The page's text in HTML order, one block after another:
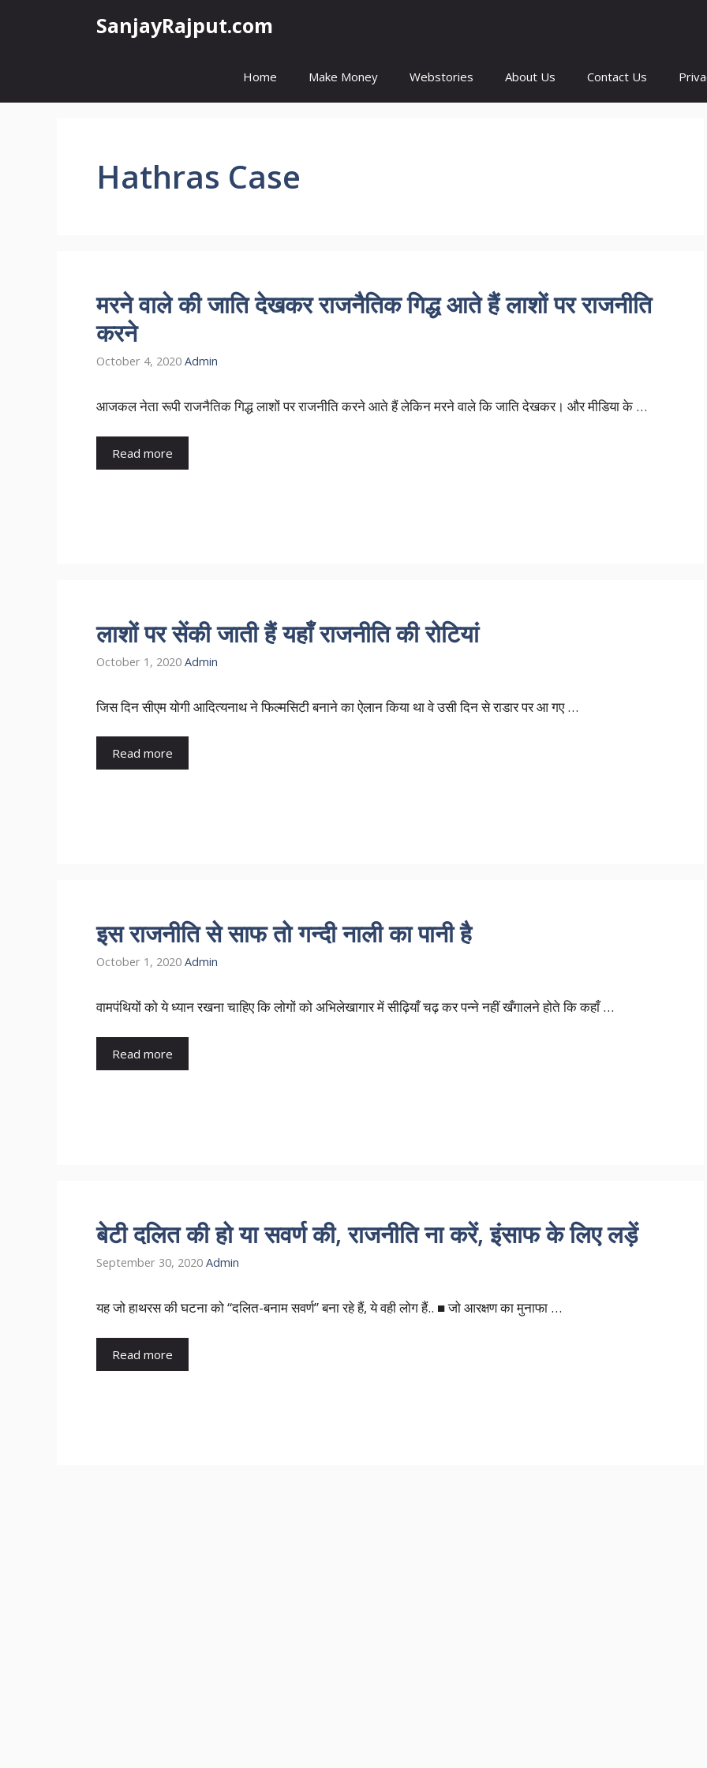
SanjayRajput.com
Home Make Money Webstories About Us Contact Us
Hathras Case
मरने वाले की जाति देखकर राजनैतिक गिद्ध आते हैं लाशों पर राजनीति
करने
October 4, 2020 Admin
आजकल नेता रूपी राजनैतिक गिद्ध लाशों पर राजनीति करने आते हैं लेकिन मरने वाले कि जाति देखकर। और मीडिया के …
Read more
लाशों पर सेंकी जाती हैं यहाँ राजनीति की रोटियां
October 1, 2020 Admin
जिस दिन सीएम योगी आदित्यनाथ ने फिल्मसिटी बनाने का ऐलान किया था वे उसी दिन से राडार पर आ गए …
Read more
इस राजनीति से साफ तो गन्दी नाली का पानी है
October 1, 2020 Admin
वामपंथियों को ये ध्यान रखना चाहिए कि लोगों को अभिलेखागार में सीढ़ियाँ चढ़ कर पन्ने नहीं खँगालने होते कि कहाँ …
Read more
बेटी दलित की हो या सवर्ण की, राजनीति ना करें, इंसाफ के लिए लड़ें
September 30, 2020 Admin
यह जो हाथरस की घटना को “दलित-बनाम सवर्ण” बना रहे हैं, ये वही लोग हैं.. ■ जो आरक्षण का मुनाफा …
Read more